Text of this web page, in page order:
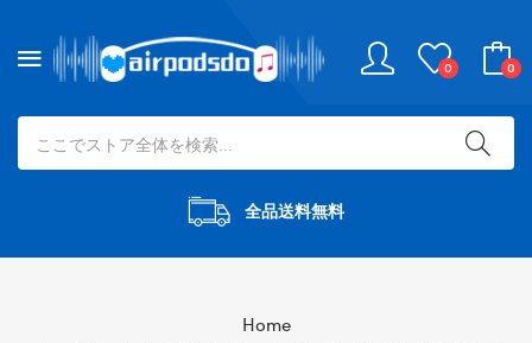
0 0
全品送料無料
Home